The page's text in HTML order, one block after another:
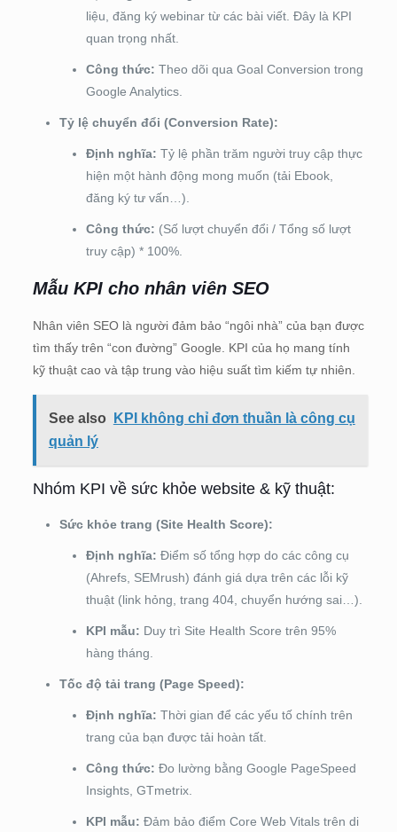
liệu, đăng ký webinar từ các bài viết. Đây là KPI
quan trọng nhất.
Công thức: Theo dõi qua Goal Conversion trong
Google Analytics.
Tỷ lệ chuyển đổi (Conversion Rate):
Định nghĩa: Tỷ lệ phần trăm người truy cập thực
hiện một hành động mong muốn (tải Ebook,
đăng ký tư vấn…).
Công thức: (Số lượt chuyển đổi / Tổng số lượt
truy cập) * 100%.
Mẫu KPI cho nhân viên SEO
Nhân viên SEO là người đảm bảo “ngôi nhà” của bạn được
tìm thấy trên “con đường” Google. KPI của họ mang tính
kỹ thuật cao và tập trung vào hiệu suất tìm kiếm tự nhiên.
See also
KPI không chỉ đơn thuần là công cụ
quản lý
Nhóm KPI về sức khỏe website & kỹ thuật:
Sức khỏe trang (Site Health Score):
Định nghĩa: Điểm số tổng hợp do các công cụ
(Ahrefs, SEMrush) đánh giá dựa trên các lỗi kỹ
thuật (link hỏng, trang 404, chuyển hướng sai…).
KPI mẫu: Duy trì Site Health Score trên 95%
hàng tháng.
Tốc độ tải trang (Page Speed):
Định nghĩa: Thời gian để các yếu tố chính trên
trang của bạn được tải hoàn tất.
Công thức: Đo lường bằng Google PageSpeed
Insights, GTmetrix.
KPI mẫu: Đảm bảo điểm Core Web Vitals trên di